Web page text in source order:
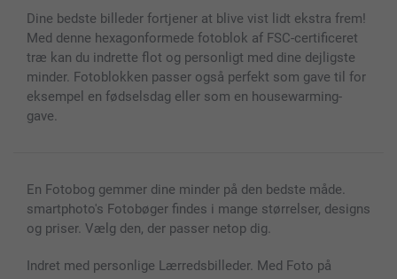
Fotokalender & Kalenderbog
Fotorammer & Tilbehør
Alle fotoprodukter
Investor Relations
Status for ordrer
Dine bedste billeder fortjener at blive vist lidt ekstra frem!
Med denne hexagonformede fotoblok af FSC-certificeret
træ kan du indrette flot og personligt med dine dejligste
minder. Fotoblokken passer også perfekt som gave til for
eksempel en fødselsdag eller som en housewarming-
gave.
En Fotobog gemmer dine minder på den bedste måde.
smartphoto's Fotobøger findes i mange størrelser, designs
og priser. Vælg den, der passer netop dig.
Indret med personlige Lærredsbilleder. Med Foto på